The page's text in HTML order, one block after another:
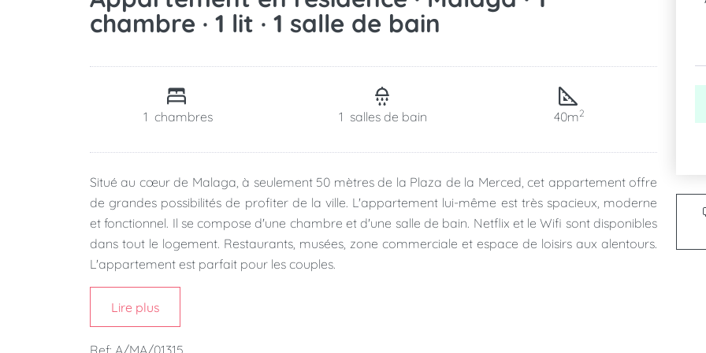
chambre · 1 lit · 1 salle de bain
1 chambres 1 salles de bain 40m2
Situé au cœur de Malaga, à seulement 50 mètres de la Plaza de la Merced, cet appartement offre
de grandes possibilités de profiter de la ville. L'appartement lui-même est très spacieux, moderne
et fonctionnel. Il se compose d'une chambre et d'une salle de bain. Netflix et le Wifi sont disponibles
dans tout le logement. Restaurants, musées, zone commerciale et espace de loisirs aux alentours.
L'appartement est parfait pour les couples.
Lire plus